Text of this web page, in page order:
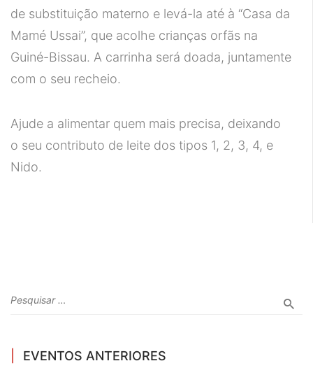
de substituição materno e levá-la até à “Casa da
Mamé Ussai”, que acolhe crianças orfãs na
Guiné-Bissau. A carrinha será doada, juntamente
com o seu recheio.
Ajude a alimentar quem mais precisa, deixando
o seu contributo de leite dos tipos 1, 2, 3, 4, e
Nido.
EVENTOS ANTERIORES